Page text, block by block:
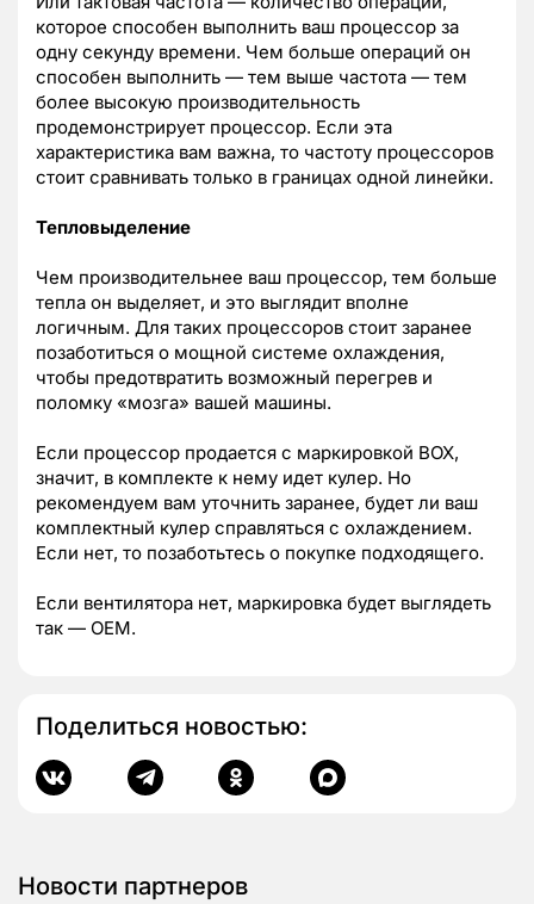
которое способен выполнить ваш процессор за
одну секунду времени. Чем больше операций он
способен выполнить — тем выше частота — тем
более высокую производительность
продемонстрирует процессор. Если эта
характеристика вам важна, то частоту процессоров
стоит сравнивать только в границах одной линейки.
Тепловыделение
Чем производительнее ваш процессор, тем больше
тепла он выделяет, и это выглядит вполне
логичным. Для таких процессоров стоит заранее
позаботиться о мощной системе охлаждения,
чтобы предотвратить возможный перегрев и
поломку «мозга» вашей машины.
Если процессор продается с маркировкой BOX,
значит, в комплекте к нему идет кулер. Но
рекомендуем вам уточнить заранее, будет ли ваш
комплектный кулер справляться с охлаждением.
Если нет, то позаботьтесь о покупке подходящего.
Если вентилятора нет, маркировка будет выглядеть
так — OEM.
Поделиться новостью:
Новости партнеров